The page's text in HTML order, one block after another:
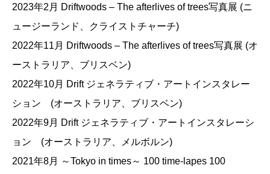
2023年2月 Driftwoods – The afterlives of trees写真展 (ニ
ュージーランド、クライストチャーチ)
2022年11月 Driftwoods – The afterlives of trees写真展 (オ
ーストラリア、ブリスベン)
2022年10月 Drift ジェネラティブ・アートインスタレー
ション (オーストラリア、ブリスベン)
2022年9月 Drift ジェネラティブ・アートインスタレーシ
ョン (オーストラリア、メルボルン)
2021年8月 ～Tokyo in times～ 100 time-lapes 100